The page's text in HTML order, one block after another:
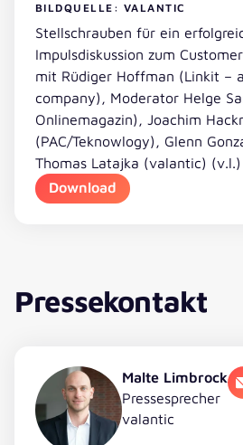
BILDQUELLE: VALANTIC
Stellschrauben für ein
Impulsdiskussion zum
mit Rüdiger Hoffman (Linkit –
company), Moderator Helge
Onlinemagazin), Joachim
(PAC/Teknowlogy), Glenn
Thomas Latajka (valantic) (v.l.)
Download
Pressekontakt
Malte Limbrock
Pressesprecher
valantic